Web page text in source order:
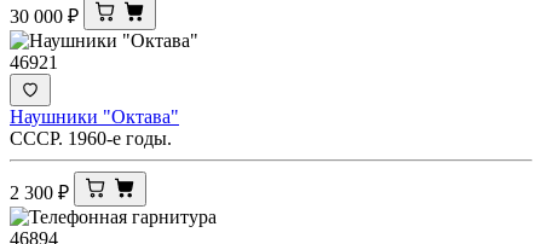
30 000 ₽
46921
Наушники "Октава"
СССР. 1960-е годы.
2 300 ₽
46894